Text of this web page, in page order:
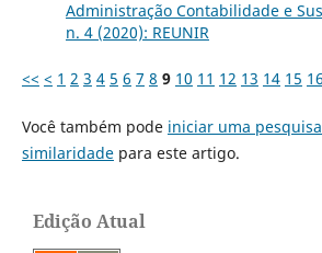
Administração Contabilidade e
n. 4 (2020): REUNIR
<< < 1 2 3 4 5 6 7 8 9 10 11 12 13 14 15 16
Você também pode iniciar uma
similaridadepara este artigo.
Edição Atual